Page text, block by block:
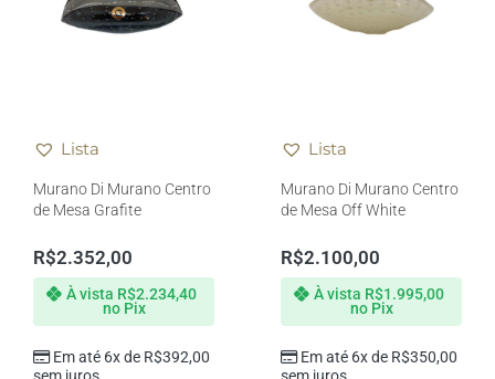
Lista
Murano Di Murano Centro
de Mesa Grafite
R$2.352,00
Em até 6x de R$392,00
À vista R$2.234,40
no Pix
Lista
Murano Di Murano Centro
de Mesa Off White
R$2.100,00
Em até 6x de R$350,00
À vista R$1.995,00
no Pix